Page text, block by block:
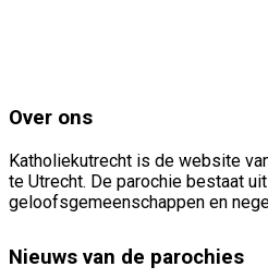
Over ons
Katholiekutrecht is de website
te Utrecht. De parochie bestaat
geloofsgemeenschappen en
Nieuws van de parochies